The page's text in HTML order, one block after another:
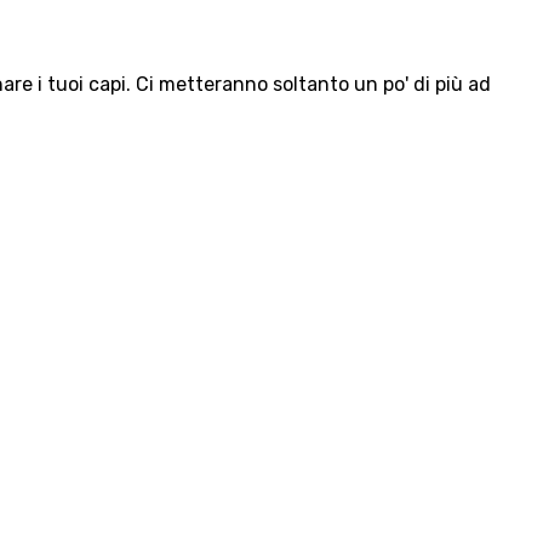
i tuoi capi. Ci metteranno soltanto un po' di più ad